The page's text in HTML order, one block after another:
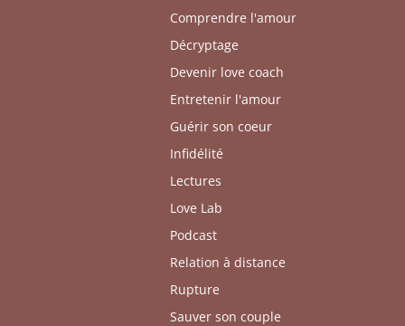
Comprendre l'amour
Décryptage
Devenir love coach
Entretenir l'amour
Guérir son coeur
Infidélité
Lectures
Love Lab
Podcast
Relation à distance
Rupture
Sauver son couple